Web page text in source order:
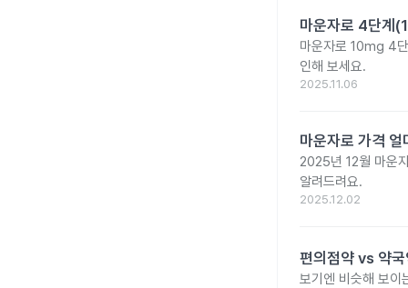
마운자로 4단계
마운자로 10mg 4
인해 보세요.
2025.11.06
마운자로 가격
2025년 12월 마운
알려드려요.
2025.12.02
편의점약 vs 약
보기엔 비슷해 보이